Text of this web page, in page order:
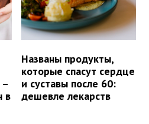
в
Названы продукты,
которые спасут сердце
и суставы после 60:
дешевле лекарств